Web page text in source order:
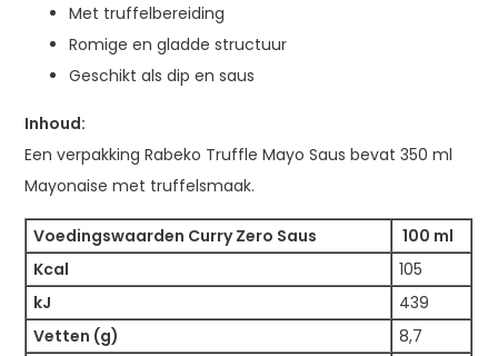
Met truffelbereiding
Romige en gladde structuur
Geschikt als dip en saus
Inhoud:
Een verpakking Rabeko Truffle Mayo Saus bevat 350 ml
Mayonaise met truffelsmaak.
Voedingswaarden Curry Zero Saus
100 ml
Kcal
105
kJ
439
Vetten (g)
8,7